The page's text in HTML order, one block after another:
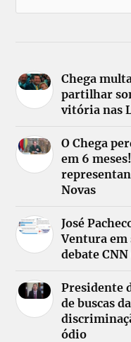
Chega
partilhar
vitória nas
O Chega
em 6
Novas
José
Ventura em
debate
Presidente
de buscas
ódio